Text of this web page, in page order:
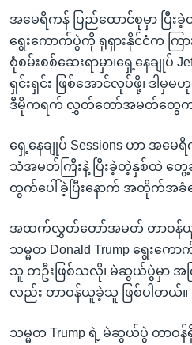
ရှာဖွေ
ရန်
နေရာ
သို့
ကျော်
ဘာသာစကားများ
အမေရိကန် ပြည်ထောင်စုမှာ ပြီး
ရွေးကောက်ပွဲကို ရုရှားနိုင်ငံက က
စုံစမ်းစစ်ဆေးရာမှာ၊ရှေ့နေချုပ်
ရှင်းရှင်း ဖြစ်အောင်လုပ်ဖို့၊ ဒါ
ဒီမိုကရက် လွှတ်တော်အမတ်တွေက
ရှေ့နေချုပ် Sessions ဟာ အမေ
သံအမတ်ကြီးနဲ့ ပြီးခဲ့တဲ့နှစ်ထဲ တွေ့
ထွက်ပေါ်ခဲ့ပြီးနောက် အတိုက်အခံ
အထက်လွှတ်တော်အမတ် တာဝန်ယူခဲ့
သမ္မတ Donald Trump ရွေးကေ
သူ တဦးဖြစ်သလို၊ မဲဆွယ်ပွဲမှာ အက
လည်း တာဝန်ယူခဲ့သူ ဖြစ်ပါတယ်။
သမ္မတ Trump ရဲ့ မဲဆွယ်ပွဲ တာ